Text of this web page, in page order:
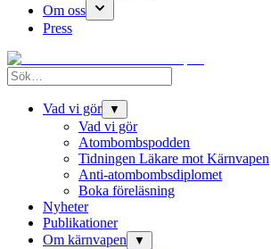
Om oss
Press
Vad vi gör ▼
Vad vi gör
Atombombspodden
Tidningen Läkare mot Kärnvapen
Anti-atombombsdiplomet
Boka föreläsning
Nyheter
Publikationer
Om kärnvapen
▼